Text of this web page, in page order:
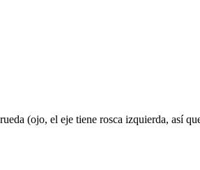
(ojo, el eje tiene rosca izquierda, así